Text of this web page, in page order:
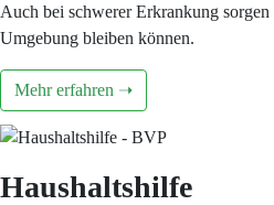
Auch bei schwerer Erkrankung
Umgebung bleiben können.
Mehr erfahren ➝
Haushaltshilfe